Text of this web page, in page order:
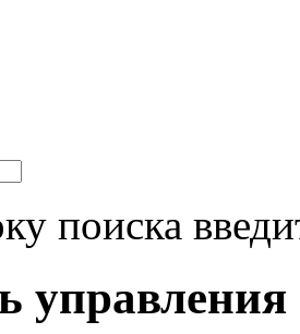
поиска
управления